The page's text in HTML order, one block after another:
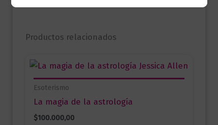
Productos relacionados
Esoterismo
La magia de la astrología
$100.000,00